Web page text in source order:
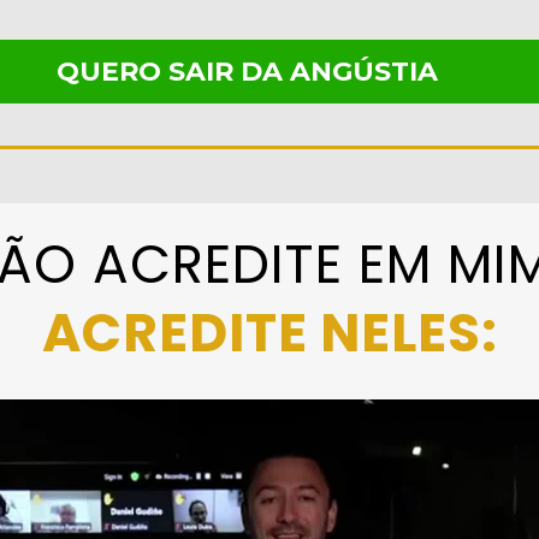
QUERO SAIR DA ANGÚSTIA
ACREDITE EM
ACREDITE NELES: